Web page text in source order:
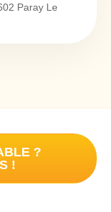
Paray Le
?
!